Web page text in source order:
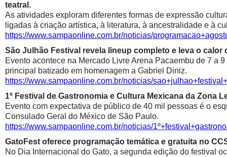
teatral.
As atividades exploram diferentes formas de expressão
ligadas à criação artística, à literatura, à ancestralidade e à
https://www.sampaonline.com.br/noticias/
São Julhão Festival revela lineup completo e leva o calor
Evento acontece na Mercado Livre Arena Pacaembu de 7 a
principal batizado em homenagem a Gabriel Diniz.
https://www.sampaonline.com.br/noticias/
1º Festival de Gastronomia e Cultura Mexicana da Zona
Evento com expectativa de público de 40 mil pessoas é o
Consulado Geral do México de São Paulo.
https://www.sampaonline.com.br/noticias/
GatoFest oferece programação temática e gratuita no
No Dia Internacional do Gato, a segunda edição do festival